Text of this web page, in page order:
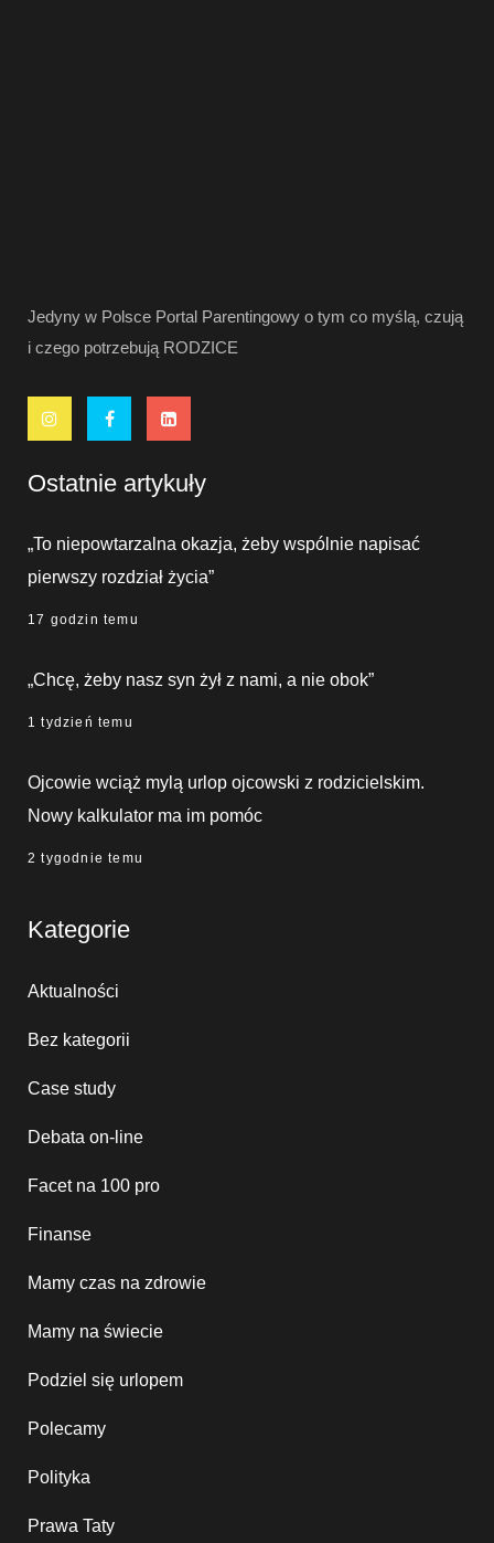
Jedyny w Polsce Portal Parentingowy o tym co myślą, czują
i czego potrzebują RODZICE
Ostatnie artykuły
„To niepowtarzalna okazja, żeby wspólnie napisać
pierwszy rozdział życia”
17 godzin temu
„Chcę, żeby nasz syn żył z nami, a nie obok”
1 tydzień temu
Ojcowie wciąż mylą urlop ojcowski z rodzicielskim.
Nowy kalkulator ma im pomóc
2 tygodnie temu
Kategorie
Aktualności
Bez kategorii
Case study
Debata on-line
Facet na 100 pro
Finanse
Mamy czas na zdrowie
Mamy na świecie
Podziel się urlopem
Polecamy
Polityka
Prawa Taty